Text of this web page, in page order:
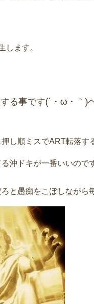
します。
る事です(´・ω・｀)
し順ミスでART転落す
沖ドキが一番いいので
と愚痴をこぼしながら